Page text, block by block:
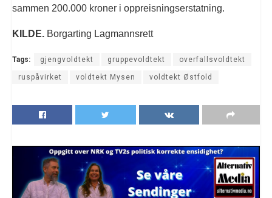
sammen 200.000 kroner i oppreisningserstatning.
KILDE. Borgarting Lagmannsrett
Tags: gjengvoldtekt gruppevoldtekt overfallsvoldtekt
ruspåvirket voldtekt Mysen voldtekt Østfold